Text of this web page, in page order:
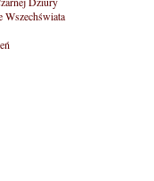
Wszechświata